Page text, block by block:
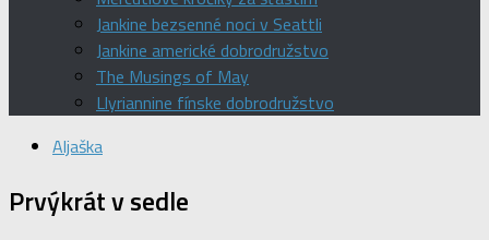
Jankine bezsenné noci v Seattli
Jankine americké dobrodružstvo
The Musings of May
Llyriannine fínske dobrodružstvo
Aljaška
Prvýkrát v sedle